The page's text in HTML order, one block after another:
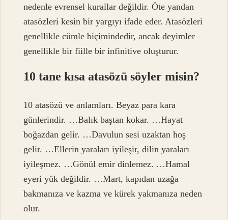
nedenle evrensel kurallar değildir. Öte yandan
atasözleri kesin bir yargıyı ifade eder. Atasözleri
genellikle cümle biçimindedir, ancak deyimler
genellikle bir fiille bir infinitive oluşturur.
10 tane kısa atasözü söyler misin?
10 atasözü ve anlamları. Beyaz para kara
günlerindir. …Balık baştan kokar. …Hayat
boğazdan gelir. …Davulun sesi uzaktan hoş
gelir. …Ellerin yaraları iyileşir, dilin yaraları
iyileşmez. …Gönül emir dinlemez. …Hamal
eyeri yük değildir. …Mart, kapıdan uzağa
bakmanıza ve kazma ve kürek yakmanıza neden
olur.